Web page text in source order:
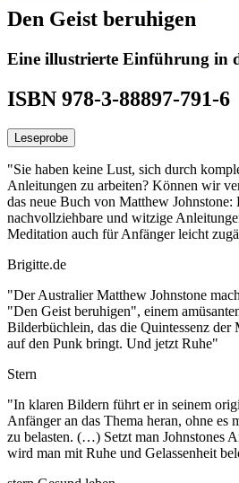
Den Geist beruhigen
Eine illustrierte Einführung in
ISBN 978-3-88897-791-6
Leseprobe
"Sie haben keine Lust, sich durch
Anleitungen zu arbeiten? Können wir
das neue Buch von Matthew
nachvollziehbare und witzige
Meditation auch für Anfänger leicht
Brigitte.de
"Der Australier Matthew Johnstone
"Den Geist beruhigen", einem
Bilderbüchlein, das die Quintessenz
auf den Punk bringt. Und jetzt Ruhe"
Stern
"In klaren Bildern führt er in seinem
Anfänger an das Thema heran, ohne es
zu belasten. (…) Setzt man Johnstones
wird man mit Ruhe und Gelassenheit